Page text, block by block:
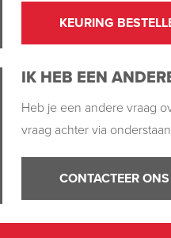
KEURING
IK HEB EEN
Heb je een andere vraag
vraag achter via
CONTACTEER ONS